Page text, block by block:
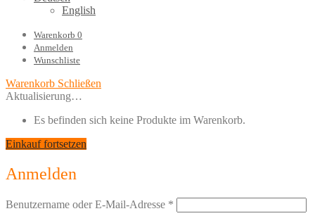
English
Warenkorb 0
Anmelden
Wunschliste
Warenkorb Schließen
Aktualisierung…
Es befinden sich keine Produkte im Warenkorb.
Einkauf fortsetzen
Anmelden
Benutzername oder E-Mail-Adresse *